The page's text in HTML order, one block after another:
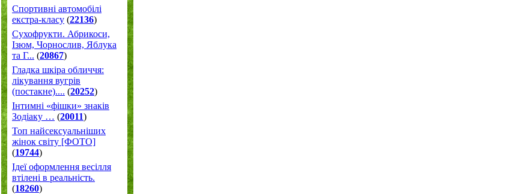
Спортивні автомобілі
екстра-класу (22136)
Cухофрукти. Абрикоси,
Ізюм, Чорнослив, Яблука
та Г... (20867)
Гладка шкіра обличчя:
лікування вугрів
(постакне).... (20252)
Інтимні «фішки» знаків
Зодіаку … (20011)
Топ найсексуальніших
жінок світу [ФОТО]
(19744)
Ідеї оформлення весілля
втілені в реальність.
(18260)